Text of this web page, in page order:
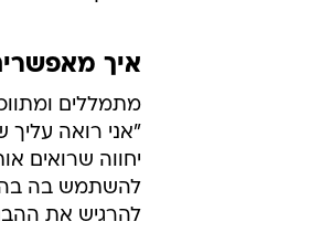
איך
מתמללים
"אני רואה
יחווה שרואים
להשתמש בה
להרגיש את